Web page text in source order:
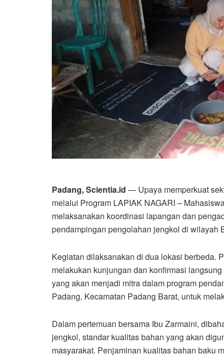
Padang, Scientia.id — Upaya memperkuat
melalui Program LAPIAK NAGARI –
melaksanakan koordinasi lapangan dan
pendampingan pengolahan jengkol di wilayah
Kegiatan dilaksanakan di dua lokasi berbeda.
melakukan kunjungan dan konfirmasi
yang akan menjadi mitra dalam program
Padang, Kecamatan Padang Barat, untuk
Dalam pertemuan bersama Ibu Zarmaini,
jengkol, standar kualitas bahan yang akan
masyarakat. Penjaminan kualitas bahan baku